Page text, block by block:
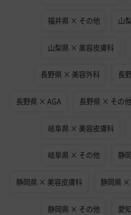
福井県 × その他 山
山梨県 × 美容皮膚科
長野県 × 美容外科 長
長野県 × AGA 長野県 × その他
岐阜県 × 美容皮膚科
岐阜県 × その他 静
静岡県 × 美容皮膚科 静岡県
静岡県 × その他 愛